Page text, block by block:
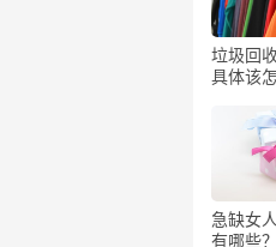
垃圾回
具体该
急缺女
有哪些